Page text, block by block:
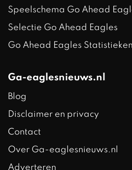
Speelschema Go Ahead
Selectie Go Ahead Eagles
Go Ahead Eagles Statistieken
Ga-eaglesnieuws.nl
Blog
Disclaimer en privacy
Contact
Over Ga-eaglesnieuws.nl
Adverteren